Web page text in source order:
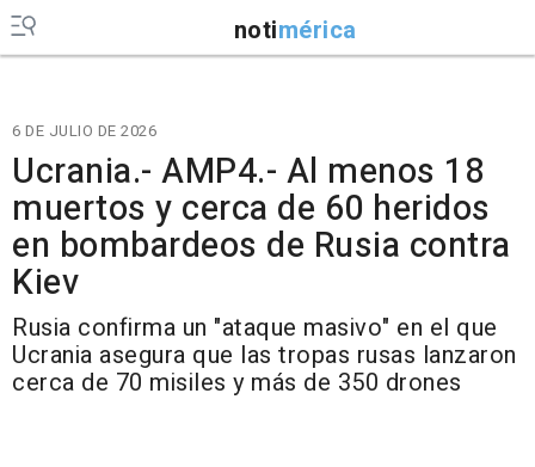
notimérica
6 DE JULIO DE 2026
Ucrania.- AMP4.- Al menos 18
muertos y cerca de 60 heridos
en bombardeos de Rusia contra
Kiev
Rusia confirma un "ataque masivo" en el que
Ucrania asegura que las tropas rusas lanzaron
cerca de 70 misiles y más de 350 drones